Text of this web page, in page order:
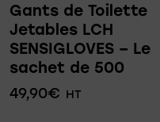
Gants de Toilette
Jetables LCH
SENSIGLOVES – Le
sachet de 500
49,90€ HT